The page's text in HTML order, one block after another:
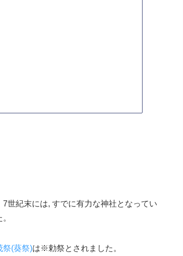
世紀末には, すでに有力な神社となってい
祭(葵祭)は※勅祭とされました。